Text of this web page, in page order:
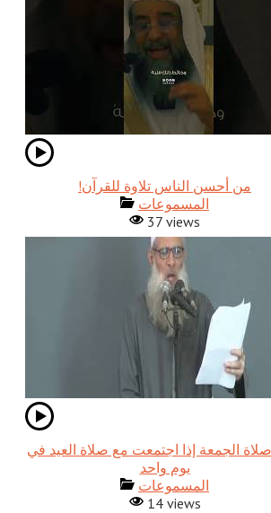
!من أحسن الناس تلاوة للقرآن
المسموعات
37 views
الجمعة إذا اجتمعت مع صلاة العيد في
يوم واحد
المسموعات
14 views